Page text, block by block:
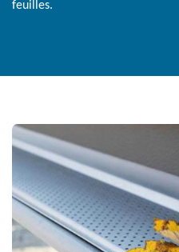
feuilles.